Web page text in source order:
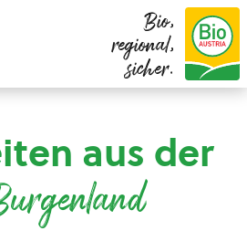
Bio,
regional,
sicher.
aus der